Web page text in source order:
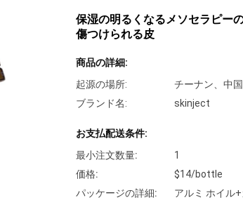
保湿の明るくなるメソセラピー
傷つけられる皮
商品の詳細:
起源の場所:
チーナン、中国
ブランド名:
skinject
お支払配送条件:
最小注文数量:
1
価格:
$14/bottle
パッケージの詳細:
アルミ ホイル